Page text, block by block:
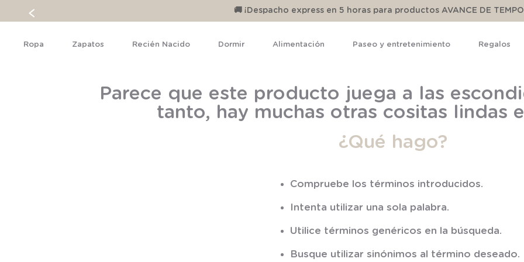
🚚 ¡Despacho express en 5 horas para productos AVANCE DE
Ropa Zapatos Recién Nacido Dormir Alimentación Paseo y entretenimiento Regalos
Parece que este producto juega a las
tanto, hay muchas otras cositas lindas
¿Qué hago?
Compruebe los términos introducidos.
Intenta utilizar una sola palabra.
Utilice términos genéricos en la búsqueda.
Busque utilizar sinónimos al término deseado.
1.
pijama
2.
calcetines
3 .
zapatillas
5 .
manta